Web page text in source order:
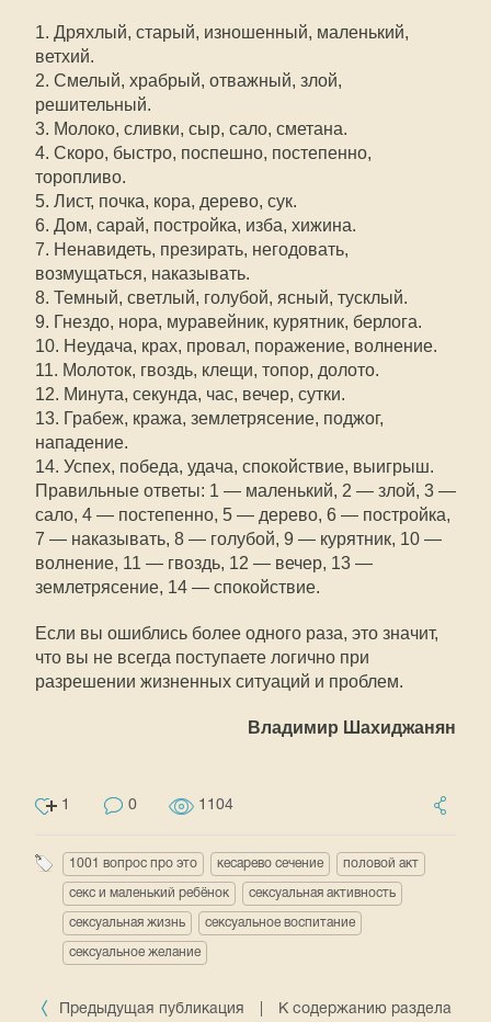
1. Дряхлый, старый, изношенный, маленький,
ветхий.
2. Смелый, храбрый, отважный, злой,
решительный.
3. Молоко, сливки, сыр, сало, сметана.
4. Скоро, быстро, поспешно, постепенно,
торопливо.
5. Лист, почка, кора, дерево, сук.
6. Дом, сарай, постройка, изба, хижина.
7. Ненавидеть, презирать, негодовать,
возмущаться, наказывать.
8. Темный, светлый, голубой, ясный, тусклый.
9. Гнездо, нора, муравейник, курятник, берлога.
10. Неудача, крах, провал, поражение, волнение.
11. Молоток, гвоздь, клещи, топор, долото.
12. Минута, секунда, час, вечер, сутки.
13. Грабеж, кража, землетрясение, поджог,
нападение.
14. Успех, победа, удача, спокойствие, выигрыш.
Правильные ответы: 1 — маленький, 2 — злой, 3 —
сало, 4 — постепенно, 5 — дерево, 6 — постройка,
7 — наказывать, 8 — голубой, 9 — курятник, 10 —
волнение, 11 — гвоздь, 12 — вечер, 13 —
землетрясение, 14 — спокойствие.
Если вы ошиблись более одного раза, это значит,
что вы не всегда поступаете логично при
разрешении жизненных ситуаций и проблем.
Владимир Шахиджанян
1 0 1104
1001 вопрос про это кесарево сечение половой акт
секс и маленький ребёнок сексуальная активность
сексуальная жизнь сексуальное воспитание
сексуальное желание
Предыдущая публикация
К содержанию раздела